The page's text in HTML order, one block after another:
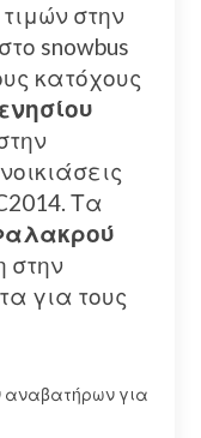
στην
snowbus
κατόχους
Τα
στην
για τους
αναβατήρων για